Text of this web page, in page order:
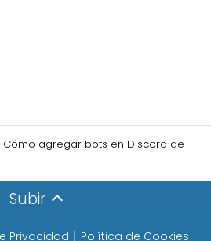
Cómo agregar bots en Discord de
Subir
Privacidad Política de Cookies